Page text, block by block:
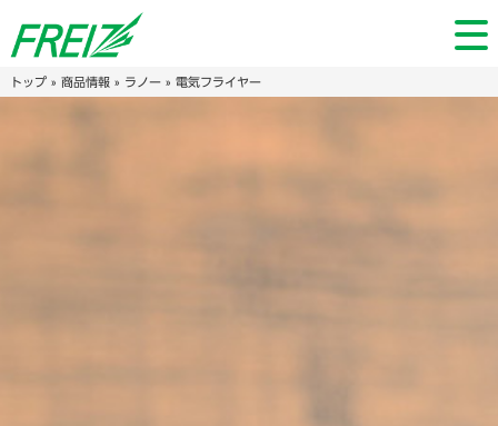
トップ» 商品情報» ラノー» 電気フライヤー